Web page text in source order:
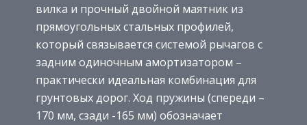
вилка и прочный двойной маятник из
прямоугольных стальных профилей,
который связывается системой рычагов с
задним одиночным амортизатором –
практически идеальная комбинация для
грунтовых дорог. Ход пружины (спереди –
170 мм, сзади -165 мм) обозначает